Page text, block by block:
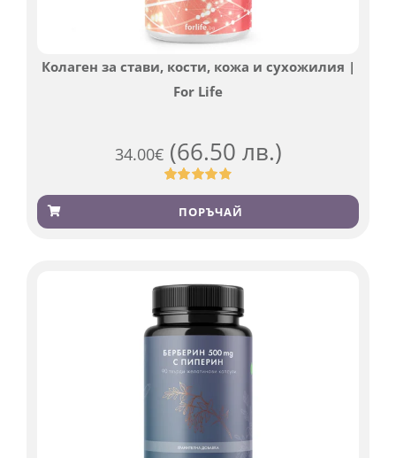
Колаген за стави, кости, кожа и сухожилия |
For Life
34.00€ (66.50 лв.)
Оценен
4.83 от 5,
базирано
923
ПОРЪЧАЙ